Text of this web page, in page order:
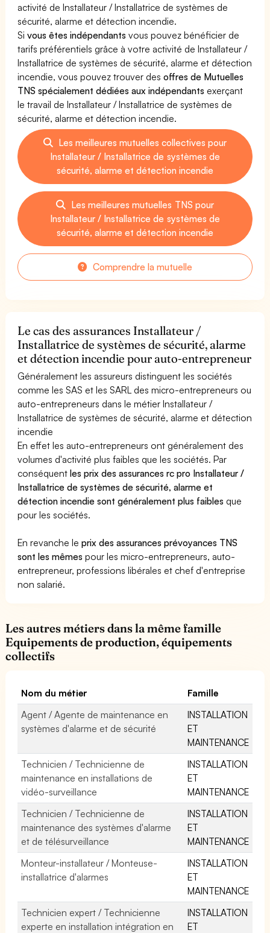
activité de Installateur / Installatrice de systèmes de
sécurité, alarme et détection incendie.
Sivous êtes indépendants vous pouvez bénéficier de
tarifs préférentiels grâce à votre activité de Installateur /
Installatrice de systèmes de sécurité, alarme et détection
incendie, vous pouvez trouver desoffres de Mutuelles
TNS spécialement dédiées aux indépendants exerçant
le travail de Installateur / Installatrice de systèmes de
sécurité, alarme et détection incendie.
Les meilleures mutuelles collectives pour
Installateur / Installatrice de systèmes de
sécurité, alarme et détection incendie
Les meilleures mutuelles TNS pour
Installateur / Installatrice de systèmes de
sécurité, alarme et détection incendie
Comprendre la mutuelle
Le cas des assurances Installateur /
Installatrice de systèmes de sécurité, alarme
et détection incendie pour auto-entrepreneur
Généralement les assureurs distinguent les sociétés
comme les SAS et les SARL des micro-entrepreneurs ou
auto-entrepreneurs dans le métier Installateur /
Installatrice de systèmes de sécurité, alarme et détection
incendie
En effet les auto-entrepreneurs ont généralement des
volumes d'activité plus faibles que les sociétés. Par
conséquentles prix des assurances rc pro Installateur /
Installatrice de systèmes de sécurité, alarme et
détection incendie sont généralement plus faibles que
pour les sociétés.
En revanche leprix des assurances prévoyances TNS
sont les mêmes pour les micro-entrepreneurs, auto-
entrepreneur, professions libérales et chef d'entreprise
non salarié.
Les autres métiers dans la même famille
Equipements de production, équipements
collectifs
Nom du métier
Famille
Agent / Agente de maintenance en
systèmes d'alarme et de sécurité
INSTALLATION
ET
MAINTENANCE
Technicien / Technicienne de
maintenance en installations de
vidéo-surveillance
INSTALLATION
ET
MAINTENANCE
Technicien / Technicienne de
maintenance des systèmes d'alarme
et de télésurveillance
INSTALLATION
ET
MAINTENANCE
Monteur-installateur / Monteuse-
installatrice d'alarmes
INSTALLATION
ET
MAINTENANCE
Technicien expert / Technicienne
experte en installation intégration en
INSTALLATION
ET